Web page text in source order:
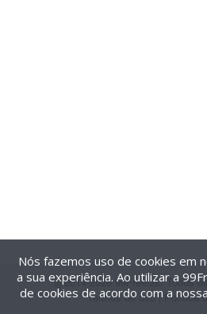
@2014-2026 99Freelas. Todos
Termos de uso| Política
Nós fazemos uso de cookies em
a sua experiência. Ao utilizar a
de cookies de acordo com a nossa